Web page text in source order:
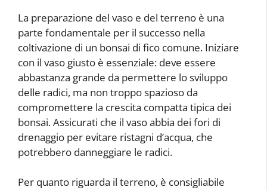
La preparazione del vaso e del terreno è una
parte fondamentale per il successo nella
coltivazione di un bonsai di fico comune. Iniziare
con il vaso giusto è essenziale: deve essere
abbastanza grande da permettere lo sviluppo
delle radici, ma non troppo spazioso da
compromettere la crescita compatta tipica dei
bonsai. Assicurati che il vaso abbia dei fori di
drenaggio per evitare ristagni d’acqua, che
potrebbero danneggiare le radici.
Per quanto riguarda il terreno, è consigliabile